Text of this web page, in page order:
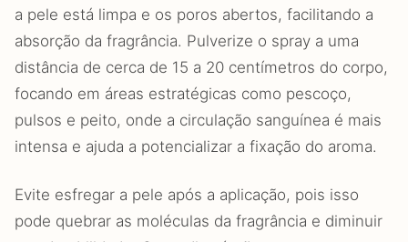
a pele está limpa e os poros abertos, facilitando a
absorção da fragrância. Pulverize o spray a uma
distância de cerca de 15 a 20 centímetros do corpo,
focando em áreas estratégicas como pescoço,
pulsos e peito, onde a circulação sanguínea é mais
intensa e ajuda a potencializar a fixação do aroma.
Evite esfregar a pele após a aplicação, pois isso
pode quebrar as moléculas da fragrância e diminuir